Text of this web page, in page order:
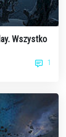
Wszystko
1